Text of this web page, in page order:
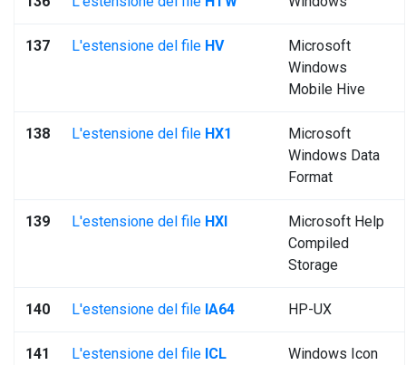
137 L'estensione del file HV
Microsoft
Windows
Mobile Hive
138 L'estensione del file HX1
Microsoft
Windows Data
Format
139 L'estensione del file HXI
Microsoft Help
Compiled
Storage
140 L'estensione del file IA64 HP-UX
141 L'estensione del file ICL
Windows Icon